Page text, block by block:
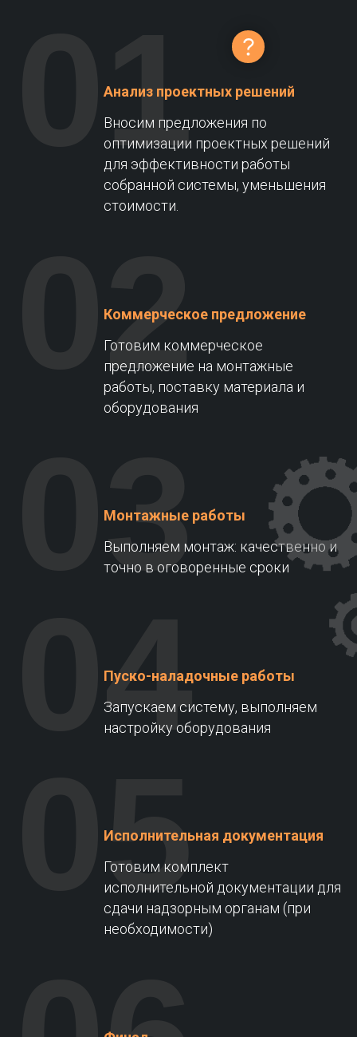
Анализ проектных решений
Вносим предложения по
оптимизации проектных решений
для эффективности работы
собранной системы, уменьшения
стоимости.
01
Коммерческое предложение
Готовим коммерческое
предложение на монтажные
работы, поставку материала и
оборудования
02
Монтажные работы
Выполняем монтаж: качественно и
точно в оговоренные сроки
03
Пуско-наладочные работы
Запускаем систему, выполняем
настройку оборудования
04
Исполнительная документация
Готовим комплект
исполнительной документации для
сдачи надзорным органам (при
необходимости)
05